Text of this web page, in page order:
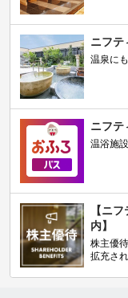
ニフテ
温泉に
ニフテ
温浴施
【ニ
内】
株主優
拡充さ